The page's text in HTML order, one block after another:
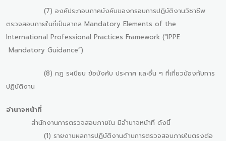
(7) องค์ประกอบภาคบังคับของกรอบการปฏิบัติงานวิชาชีพ
ตรวจสอบภายในที่เป็นสากล Mandatory Elements of the
International Professional Practices Framework (“IPPE
Mandatory Guidance”)
(8) กฎ ระเบียบ ข้อบังคับ ประกาศ และอื่น ๆ ที่เกี่ยวข้องกับการ
ปฏิบัติงาน
อำนาจหน้าที่
สำนักงานการตรวจสอบภายใน มีอำนาจหน้าที่ ดังนี้
(1) รายงานผลการปฏิบัติงานด้านการตรวจสอบภายในตรงต่อ